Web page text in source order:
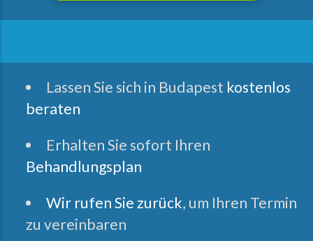
Lassen Sie sich in Budapest kostenlos
beraten
Erhalten Sie sofort Ihren
Behandlungsplan
Wir rufen Sie zurück, um Ihren Termin
zu vereinbaren